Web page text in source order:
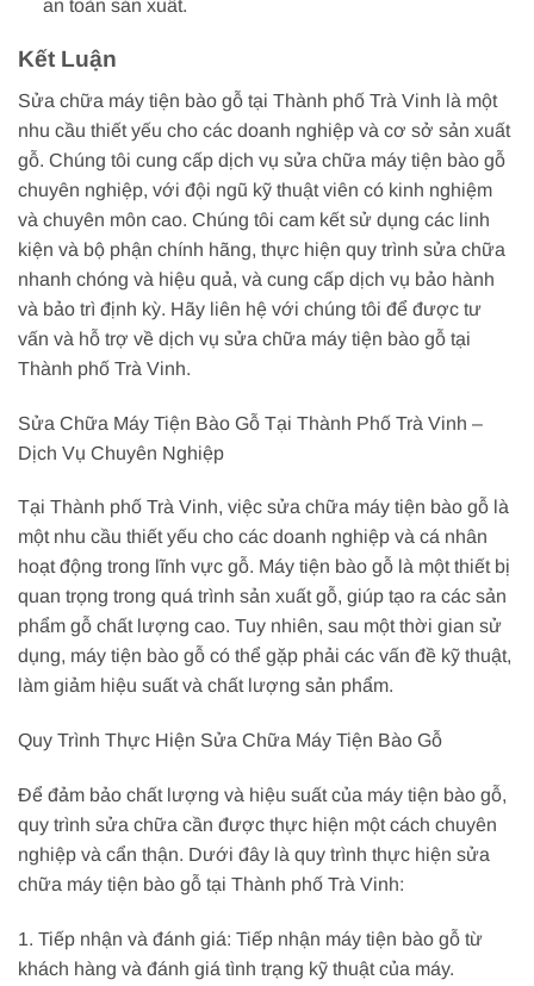
an toàn sản xuất.
Kết Luận
Sửa chữa máy tiện bào gỗ tại Thành phố Trà Vinh là một
nhu cầu thiết yếu cho các doanh nghiệp và cơ sở sản xuất
gỗ. Chúng tôi cung cấp dịch vụ sửa chữa máy tiện bào gỗ
chuyên nghiệp, với đội ngũ kỹ thuật viên có kinh nghiệm
và chuyên môn cao. Chúng tôi cam kết sử dụng các linh
kiện và bộ phận chính hãng, thực hiện quy trình sửa chữa
nhanh chóng và hiệu quả, và cung cấp dịch vụ bảo hành
và bảo trì định kỳ. Hãy liên hệ với chúng tôi để được tư
vấn và hỗ trợ về dịch vụ sửa chữa máy tiện bào gỗ tại
Thành phố Trà Vinh.
Sửa Chữa Máy Tiện Bào Gỗ Tại Thành Phố Trà Vinh –
Dịch Vụ Chuyên Nghiệp
Tại Thành phố Trà Vinh, việc sửa chữa máy tiện bào gỗ là
một nhu cầu thiết yếu cho các doanh nghiệp và cá nhân
hoạt động trong lĩnh vực gỗ. Máy tiện bào gỗ là một thiết bị
quan trọng trong quá trình sản xuất gỗ, giúp tạo ra các sản
phẩm gỗ chất lượng cao. Tuy nhiên, sau một thời gian sử
dụng, máy tiện bào gỗ có thể gặp phải các vấn đề kỹ thuật,
làm giảm hiệu suất và chất lượng sản phẩm.
Quy Trình Thực Hiện Sửa Chữa Máy Tiện Bào Gỗ
Để đảm bảo chất lượng và hiệu suất của máy tiện bào gỗ,
quy trình sửa chữa cần được thực hiện một cách chuyên
nghiệp và cẩn thận. Dưới đây là quy trình thực hiện sửa
chữa máy tiện bào gỗ tại Thành phố Trà Vinh:
1. Tiếp nhận và đánh giá: Tiếp nhận máy tiện bào gỗ từ
khách hàng và đánh giá tình trạng kỹ thuật của máy.